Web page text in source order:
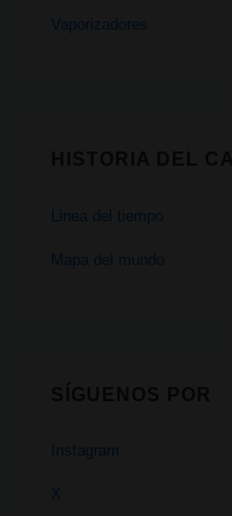
Vaporizadores
Linea del tiempo
Mapa del mundo
Instagram
X